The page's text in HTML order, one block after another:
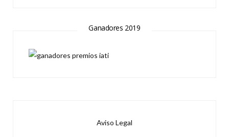
Ganadores 2019
Aviso Legal